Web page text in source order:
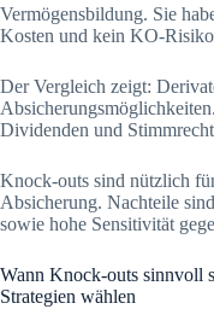
Vermögensbildung. Sie
Kosten und kein KO-
Der Vergleich zeigt:
Dividenden und
Knock-outs sind nützlich
Absicherung. Nachteile
sowie hohe Sensitivität
Wann Knock-outs sinnvoll
Strategien wählen